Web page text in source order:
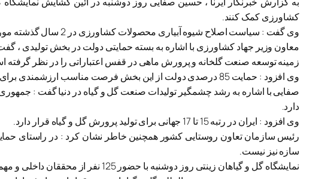
کشاورزی کمک کنند.
وی گفت : سیاست اصلاح شیوه آبیاری محصولات کشاورزی در 2 سال گذشته مورد حمایت دولت قرار گرفته بود و امسال نیز این روند ادامه خواهد داشت.
معاون وزیر جهاد کشاورزی با اشاره به بسته حمایتی دولت در بخش تولیدی ،
زمینه توسعه صنعت گلخانه و پرورش ماهی در قفس اعتباراتی را در نظر گرفته
وی افزود : حمایت 85 درصدی دولت از این بخش فرصت مناسب ارزشمندی برای کشاورزان و تولید کنندگان این بخش برای اجرای طرح های ابیاری مدرن است.
صفایی با اشاره به رشد چشمگیر تولیدات صنعت گل و گیاه در دنیا گفت :
دارد.
وی افزود : ایران در رتبه 15 تا 17 جهانی برای تولید پرورش گل و گیاه قرار دارد.
رئیس سازمان تعاون روستایی کشور همچنین خاطر نشان کرد : در راستای حمایت
سازه نیز نیست.
نمایشگاه گل و گیاهان زینتی روز دوشنبه با حضور 125 نفر از محققان داخلی و مهمانان خارجی در مجتمع مروارید سبز رامسر آغاز به کار کرد.